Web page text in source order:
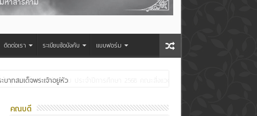
ติดต่อเรา ระเบียบข้อบังคับ แบบฟอร์ม
ทสมเด็จพระเจ้าอยู่หัว
คณบดี